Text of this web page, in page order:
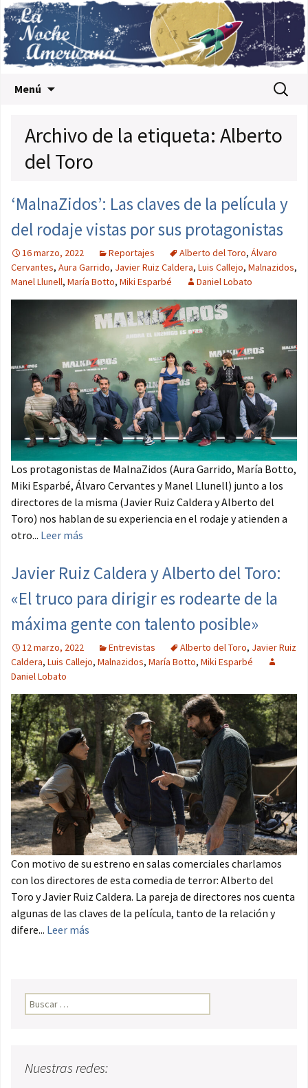
Menú Buscar:
Archivo de la etiqueta: Alberto
del Toro
‘MalnaZidos’: Las claves de la película y
del rodaje vistas por sus protagonistas
16 marzo, 2022 Reportajes Alberto del Toro, Álvaro
Cervantes, Aura Garrido, Javier Ruiz Caldera, Luis Callejo, Malnazidos,
Manel Llunell, María Botto, Miki Esparbé Daniel Lobato
Los protagonistas de MalnaZidos (Aura Garrido, María Botto,
Miki Esparbé, Álvaro Cervantes y Manel Llunell) junto a los
directores de la misma (Javier Ruiz Caldera y Alberto del
Toro) nos hablan de su experiencia en el rodaje y atienden a
otro... Leer más
Javier Ruiz Caldera y Alberto del Toro:
«El truco para dirigir es rodearte de la
máxima gente con talento posible»
12 marzo, 2022 Entrevistas Alberto del Toro, Javier Ruiz
Caldera, Luis Callejo, Malnazidos, María Botto, Miki Esparbé
Daniel Lobato
Con motivo de su estreno en salas comerciales charlamos
con los directores de esta comedia de terror: Alberto del
Toro y Javier Ruiz Caldera. La pareja de directores nos cuenta
algunas de las claves de la película, tanto de la relación y
difere... Leer más
Buscar:
Nuestras redes: